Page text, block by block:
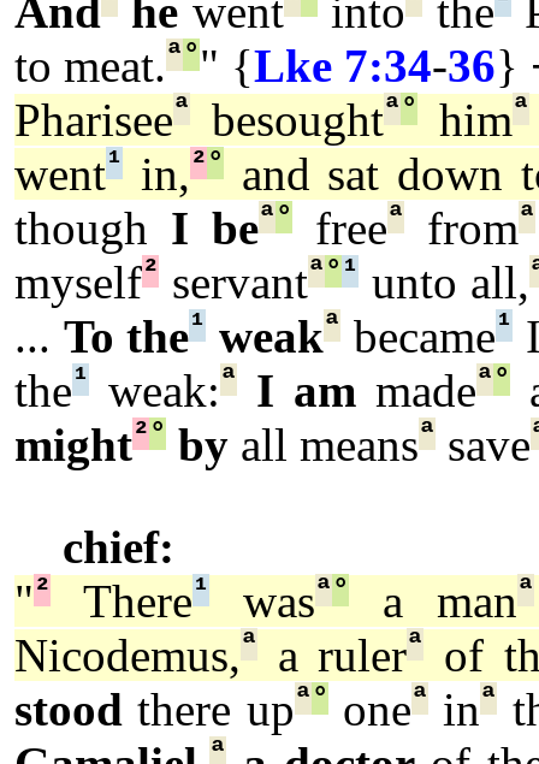
And
he went into the
to meat.ª°" {Lke 7:34-36}
Phariseeª besoughtª° himª
went¹ in,²°and sat down
though I beª°freeªfromª
myself² servantª° ¹unto all,
... To the¹ weakª became¹
the¹ weak:ª I am madeª°
might²° by all meansª save
chief:
"² There¹ wasª° a manª
Nicodemus,ª a rulerª
of
stood there upª°oneª inª
ª